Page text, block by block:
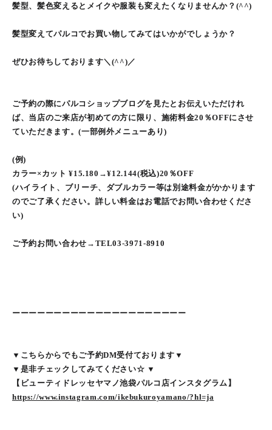
髪型、髪色変えるとメイクや服装も変えたくなりませんか？(^^)
髪型変えてパルコでお買い物してみてはいかがでしょうか？
ぜひお待ちしております＼(^^)／
ご予約の際にパルコショップブログを見たとお伝えいただけれ
ば、当店のご来店が初めての方に限り、施術料金20％OFFにさせ
ていただきます。(一部例外メニューあり)
(例)
カラー×カット ¥15.180→¥12.144(税込)20％OFF
(ハイライト、ブリーチ、ダブルカラー等は別途料金がかかります
のでご了承ください。詳しい料金はお電話でお問い合わせくださ
い)
ご予約お問い合わせ→TEL03-3971-8910
ーーーーーーーーーーーーーーーーーーーーー
▼こちらからでもご予約DM受付ております▼
▼是非チェックしてみてください☆ ▼
【ビューティドレッセヤマノ池袋パルコ店インスタグラム】
https://www.instagram.com/ikebukuroyamano/?hl=ja